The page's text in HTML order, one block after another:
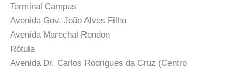
Terminal Campus
Avenida Gov. João Alves Filho
Avenida Marechal Rondon
Rótula
Avenida Dr. Carlos Rodrigues da Cruz (Centro